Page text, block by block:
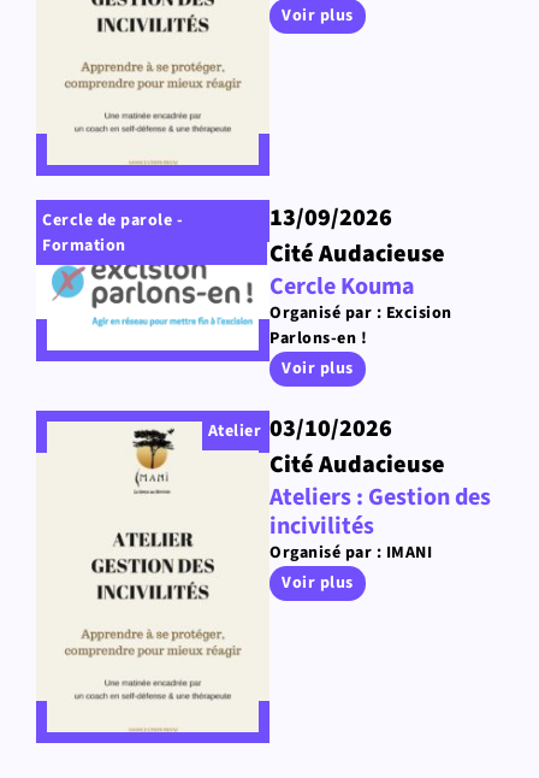
Voir plus
Cercle de parole -
Formation
13/09/2026
Cité Audacieuse
Cercle Kouma
Organisé par : Excision
Parlons-en !
Voir plus
Atelier 03/10/2026
Cité Audacieuse
Ateliers : Gestion des
incivilités
Organisé par : IMANI
Voir plus